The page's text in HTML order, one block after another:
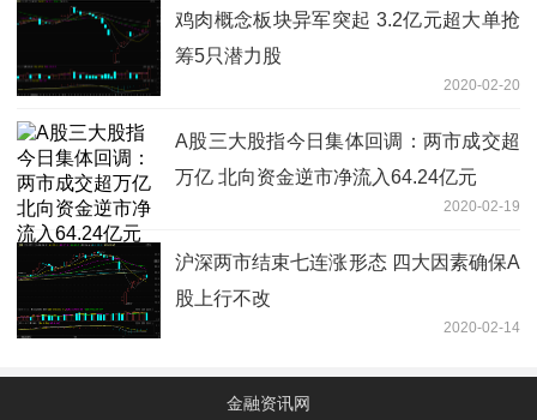
鸡肉概念板块异军突起 3.2亿元超大单抢
筹5只潜力股
2020-02-20
A股三大股指今日集体回调：两市成交超
万亿 北向资金逆市净流入64.24亿元
2020-02-19
沪深两市结束七连涨形态 四大因素确保A
股上行不改
2020-02-14
金融资讯网